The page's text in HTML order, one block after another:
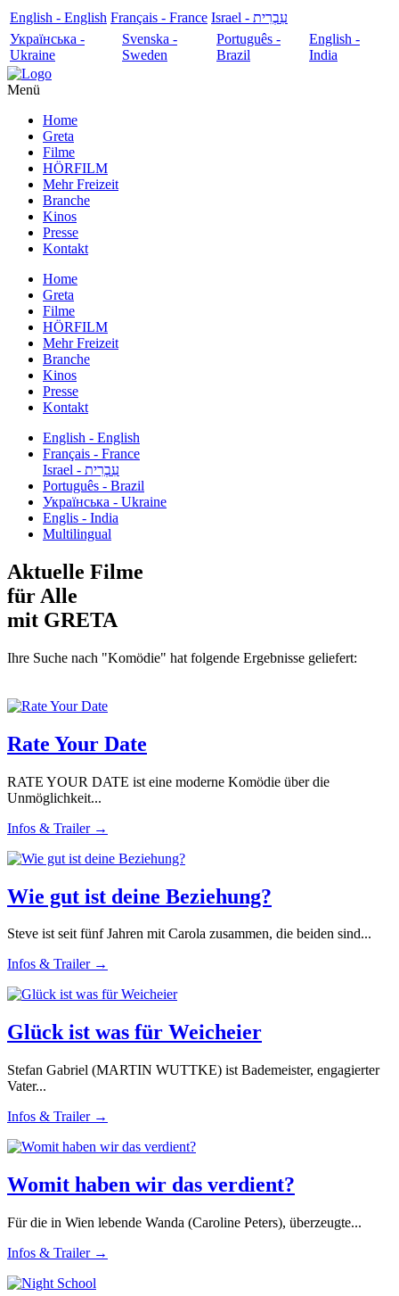
English - English Français - France
עִבְרִית - Israel
Українська -
Ukraine
Svenska -
Sweden
Português -
Brazil
English -
India
Menü
Home
Greta
Filme
HÖRFILM
Mehr Freizeit
Branche
Kinos
Presse
Kontakt
Home
Greta
Filme
HÖRFILM
Mehr Freizeit
Branche
Kinos
Presse
Kontakt
English - English
Français - France
עִבְרִית - Israel
Português - Brazil
Українська - Ukraine
Englis - India
Multilingual
Aktuelle Filme
für Alle
mit GRETA
Ihre Suche nach "Komödie" hat folgende Ergebnisse geliefert:
Rate Your Date
RATE YOUR DATE ist eine moderne Komödie über die
Unmöglichkeit...
Infos & Trailer →
Wie gut ist deine Beziehung?
Steve ist seit fünf Jahren mit Carola zusammen, die beiden sind...
Infos & Trailer →
Glück ist was für Weicheier
Stefan Gabriel (MARTIN WUTTKE) ist Bademeister, engagierter
Vater...
Infos & Trailer →
Womit haben wir das verdient?
Für die in Wien lebende Wanda (Caroline Peters), überzeugte...
Infos & Trailer →